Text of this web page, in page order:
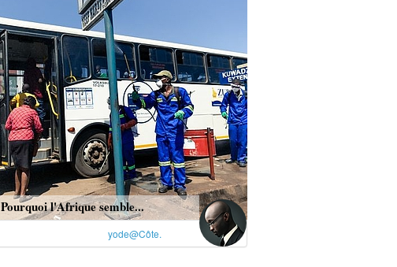
Pourquoi l'Afrique semble...
yode@Côte.